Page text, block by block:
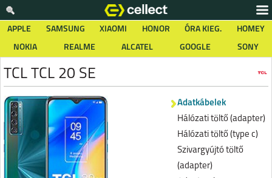
APPLE SAMSUNG XIAOMI HONOR ÓRA KIEG.
HOMEY
NOKIA
REALME ALCATEL GOOGLE SONY
TCL TCL 20 SE
Adatkábelek
Hálózati töltő (adapter)
Hálózati töltő (type c)
Szivargyújtó töltő
(adapter)